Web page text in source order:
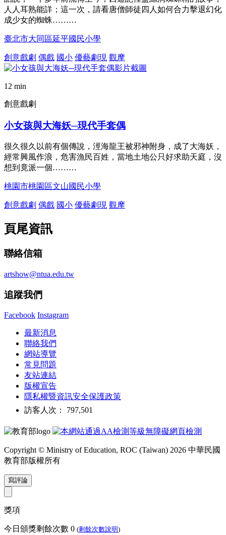
人人耳熟能詳；這一次，請看唐僧師徒四人如何合力擊退幻化
成少女的蜘蛛………
臺北市大同區延平國民小學
創意戲劇 偶戲 國小 優藝劇現 觀摩
12 min
創意戲劇
小女孩與大海妖─現代手套偶
很久很久以前有個傳說，涇海龍王被邪神附身，成了大海妖，
經常興風作浪，危害漁民百姓，當地土地公只好求助天庭，沒
想到竟派一個………
桃園市桃園區文山國民小學
創意戲劇 偶戲 國小 優藝劇現 觀摩
頁尾資訊
聯絡信箱
artshow@ntua.edu.tw
追蹤我們
Facebook Instagram
最新消息
聯絡我們
網站導覽
常見問題
友站連結
版權宣告
隱私權暨資訊安全保護政策
訪客人次： 797,501
Copyright © Ministry of Education, ROC (Taiwan) 2026 中華民國
教育部版權所有
寫評論
獎項
今日頒獎剩餘次數 0 (剩餘次數說明)